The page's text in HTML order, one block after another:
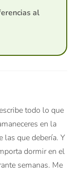
al
todo lo que
en la
las que debería. Y
dormir en el
semanas. Me